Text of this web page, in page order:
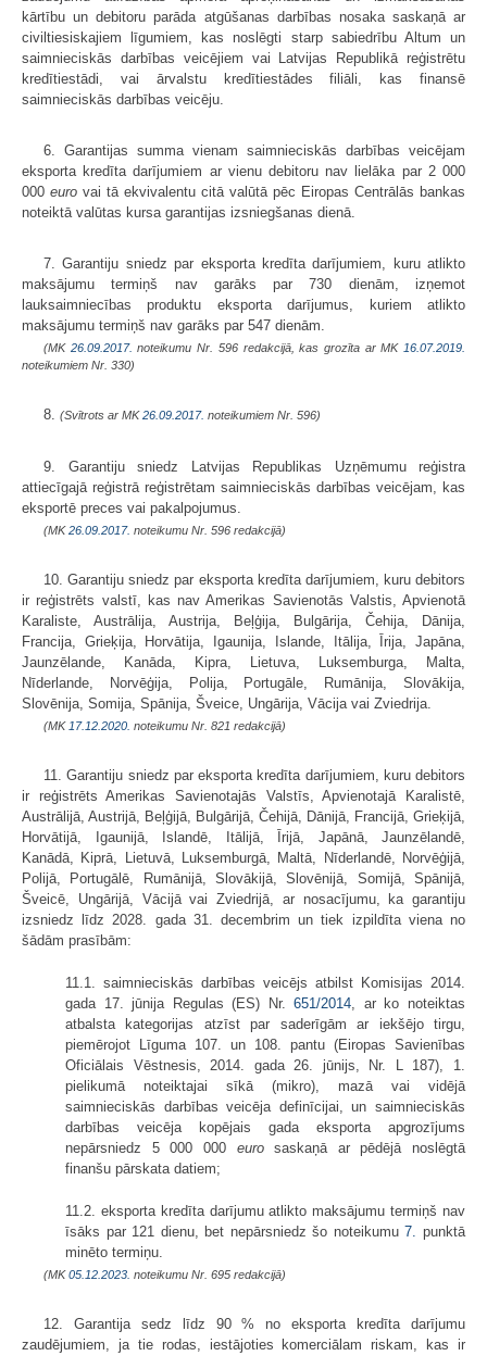
kārtību un debitoru parāda atgūšanas darbības nosaka saskaņā ar
civiltiesiskajiem līgumiem, kas noslēgti starp sabiedrību Altum un
saimnieciskās darbības veicējiem vai Latvijas Republikā reģistrētu
kredītiestādi, vai ārvalstu kredītiestādes filiāli, kas finansē
saimnieciskās darbības veicēju.
6. Garantijas summa vienam saimnieciskās darbības veicējam
eksporta kredīta darījumiem ar vienu debitoru nav lielāka par 2 000
000 euro vai tā ekvivalentu citā valūtā pēc Eiropas Centrālās bankas
noteiktā valūtas kursa garantijas izsniegšanas dienā.
7. Garantiju sniedz par eksporta kredīta darījumiem, kuru atlikto
maksājumu termiņš nav garāks par 730 dienām, izņemot
lauksaimniecības produktu eksporta darījumus, kuriem atlikto
maksājumu termiņš nav garāks par 547 dienām.
(MK 26.09.2017. noteikumu Nr. 596 redakcijā, kas grozīta ar MK 16.07.2019.
noteikumiem Nr. 330)
8. (Svītrots ar MK26.09.2017. noteikumiem Nr. 596)
9. Garantiju sniedz Latvijas Republikas Uzņēmumu reģistra
attiecīgajā reģistrā reģistrētam saimnieciskās darbības veicējam, kas
eksportē preces vai pakalpojumus.
(MK26.09.2017. noteikumu Nr. 596 redakcijā)
10. Garantiju sniedz par eksporta kredīta darījumiem, kuru debitors
ir reģistrēts valstī, kas nav Amerikas Savienotās Valstis, Apvienotā
Karaliste, Austrālija, Austrija, Beļģija, Bulgārija, Čehija, Dānija,
Francija, Grieķija, Horvātija, Igaunija, Islande, Itālija, Īrija, Japāna,
Jaunzēlande, Kanāda, Kipra, Lietuva, Luksemburga, Malta,
Nīderlande, Norvēģija, Polija, Portugāle, Rumānija, Slovākija,
Slovēnija, Somija, Spānija, Šveice, Ungārija, Vācija vai Zviedrija.
(MK 17.12.2020. noteikumu Nr. 821 redakcijā)
11. Garantiju sniedz par eksporta kredīta darījumiem, kuru debitors
ir reģistrēts Amerikas Savienotajās Valstīs, Apvienotajā Karalistē,
Austrālijā, Austrijā, Beļģijā, Bulgārijā, Čehijā, Dānijā, Francijā, Grieķijā,
Horvātijā, Igaunijā, Islandē, Itālijā, Īrijā, Japānā, Jaunzēlandē,
Kanādā, Kiprā, Lietuvā, Luksemburgā, Maltā, Nīderlandē, Norvēģijā,
Polijā, Portugālē, Rumānijā, Slovākijā, Slovēnijā, Somijā, Spānijā,
Šveicē, Ungārijā, Vācijā vai Zviedrijā, ar nosacījumu, ka garantiju
izsniedz līdz 2028. gada 31. decembrim un tiek izpildīta viena no
šādām prasībām:
11.1. saimnieciskās darbības veicējs atbilst Komisijas 2014.
gada 17. jūnija Regulas (ES) Nr.651/2014 , ar ko noteiktas
atbalsta kategorijas atzīst par saderīgām ar iekšējo tirgu,
piemērojot Līguma 107. un 108. pantu (Eiropas Savienības
Oficiālais Vēstnesis, 2014. gada 26. jūnijs, Nr. L 187), 1.
pielikumā noteiktajai sīkā (mikro), mazā vai vidējā
saimnieciskās darbības veicēja definīcijai, un saimnieciskās
darbības veicēja kopējais gada eksporta apgrozījums
nepārsniedz 5 000 000 eurosaskaņā ar pēdējā noslēgtā
finanšu pārskata datiem;
11.2. eksporta kredīta darījumu atlikto maksājumu termiņš nav
īsāks par 121 dienu, bet nepārsniedz šo noteikumu7.
punktā
minēto termiņu.
(MK05.12.2023. noteikumu Nr. 695 redakcijā)
12. Garantija sedz līdz 90 % no eksporta kredīta darījumu
zaudējumiem, ja tie rodas, iestājoties komerciālam riskam, kas ir